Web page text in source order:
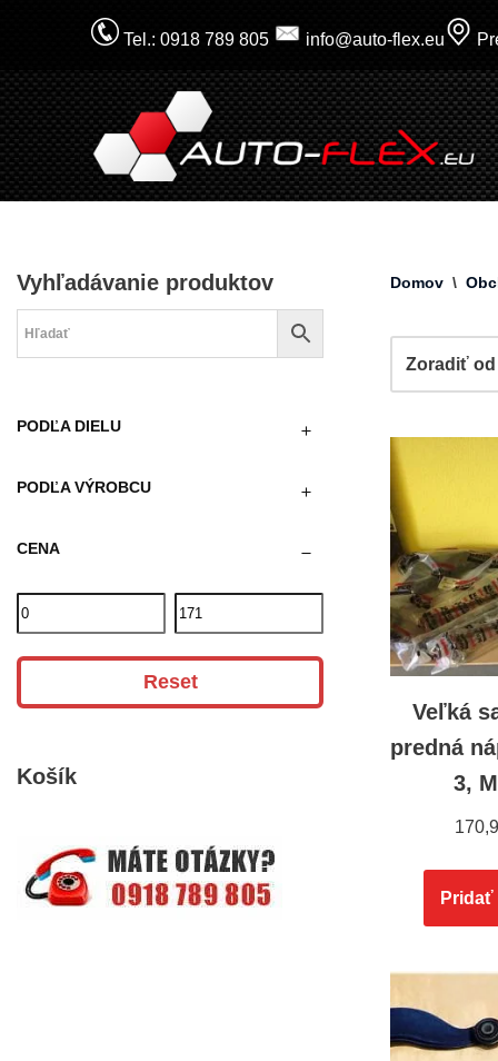
na
obsah
Tel.: 0918 789 805 info@auto-flex.eu
Vyhľadávanie produktov
PODĽA DIELU
PODĽA VÝROBCU
CENA
Reset
Košík
Domov \
Veľká
predná
3,
Pridať